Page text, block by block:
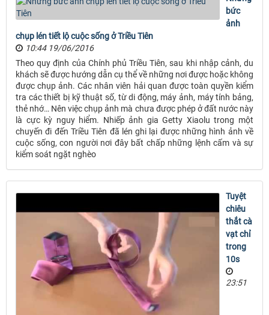
bức
ảnh
chụp lén tiết lộ cuộc sống ở Triều Tiên
10:44 19/06/2016
Theo quy định của Chính phủ Triều Tiên, sau khi nhập cảnh, du
khách sẽ được hướng dẫn cụ thể về những nơi được hoặc không
được chụp ảnh. Các nhân viên hải quan được toàn quyền kiểm
tra các thiết bị kỹ thuật số, từ di động, máy ảnh, máy tính bảng,
thẻ nhớ… Nên việc chụp ảnh mà chưa được phép ở đất nước này
là cực kỳ nguy hiểm. Nhiếp ảnh gia Getty Xiaolu trong một
chuyến đi đến Triều Tiên đã lén ghi lại được những hình ảnh về
cuộc sống, con người nơi đây bất chấp những lệnh cấm và sự
kiểm soát ngặt nghèo
Tuyệt
chiêu
thắt cà
vạt chỉ
trong
10s
23:51